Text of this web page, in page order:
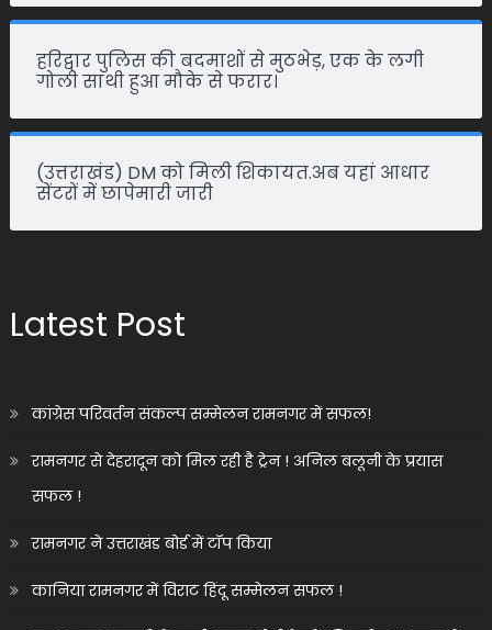
हरिद्वार पुलिस की बदमाशों से मुठभेड़, एक के लगी
गोली साथी हुआ मौके से फरार।
(उत्तराखंड) DM को मिली शिकायत.अब यहां आधार
सेंटरों में छापेमारी जारी
Latest Post
कांग्रेस परिवर्तन संकल्प सम्मेलन रामनगर में सफल!
रामनगर से देहरादून को मिल रही है ट्रेन ! अनिल बलूनी के प्रयास
सफल !
रामनगर ने उत्तराखंड बोर्ड में टॉप किया
कानिया रामनगर में विराट हिंदू सम्मेलन सफल !